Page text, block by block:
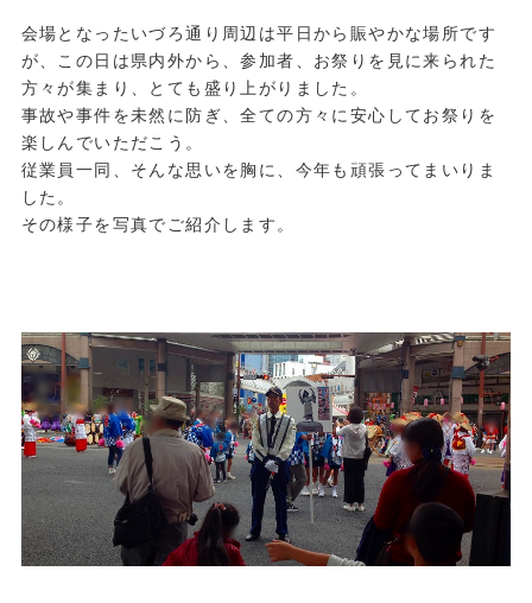
会場となったいづろ通り周辺は平日から賑やかな場所です
が、この日は県内外から、参加者、お祭りを見に来られた
方々が集まり、とても盛り上がりました。
事故や事件を未然に防ぎ、全ての方々に安心してお祭りを
楽しんでいただこう。
従業員一同、そんな思いを胸に、今年も頑張ってまいりま
した。
その様子を写真でご紹介します。